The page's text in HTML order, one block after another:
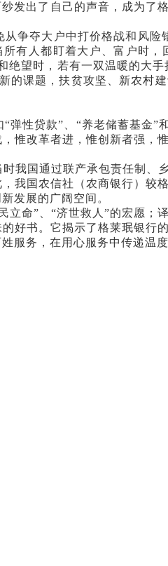
发出了自己的声音，成为
争夺大户中打价格战和风
有人都盯着大户、富户时
望时，若有一双温暖的大
的课题，扶贫攻坚、新农
性贷款”、“养老储蓄基金
惟改革者进，惟创新者强，
我国通过联产承包责任制、
我国农信社（农商银行）较
发展的广阔空间。
命”、“济世救人”的宏愿
好书。它揭示了格莱珉银行
服务，在用心服务中传递温度